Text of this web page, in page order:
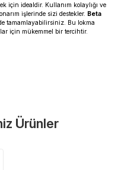
için idealdir. Kullanım kolaylığı ve
işlerinde sizi destekler. Beta
tamamlayabilirsiniz. Bu lokma
için mükemmel bir tercihtir.
altındadır. Size en yakın
Ürünler